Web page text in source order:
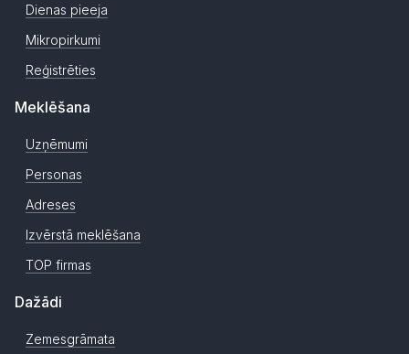
Dienas pieeja
Mikropirkumi
Reģistrēties
Meklēšana
Uzņēmumi
Personas
Adreses
Izvērstā meklēšana
TOP firmas
Dažādi
Zemesgrāmata